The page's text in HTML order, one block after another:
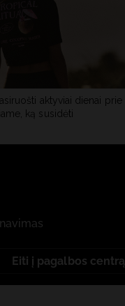
aktyviai dienai prie
ką susidėti
Eiti į pagalbos centrą